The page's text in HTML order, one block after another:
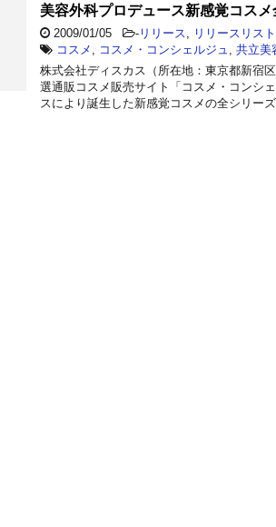
美容外科プロデュース新感覚コス
2009/01/05 - リリース リリースリスト
コスメ
コスメ・コンシェルジュ 共立美
株式会社ディスカス（所在地：東京都新宿
選通販コスメ販売サイト「コスメ・コンシ
スにより誕生した新感覚コスメの全シリー